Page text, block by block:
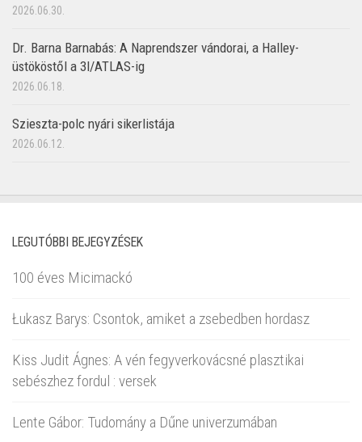
2026.06.30.
Dr. Barna Barnabás: A Naprendszer vándorai, a Halley-
üstököstől a 3I/ATLAS-ig
2026.06.18.
Szieszta-polc nyári sikerlistája
2026.06.12.
LEGUTÓBBI BEJEGYZÉSEK
100 éves Micimackó
Łukasz Barys: Csontok, amiket a zsebedben hordasz
Kiss Judit Ágnes: A vén fegyverkovácsné plasztikai
sebészhez fordul : versek
Lente Gábor: Tudomány a Dűne univerzumában